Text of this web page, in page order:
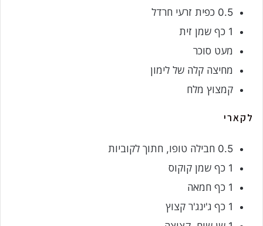
0.5 כפית זרעי חרדל
1 כף שמן זית
מעט סוכר
מחיצה קלה של לימון
קמצוץ מלח
לקארי
0.5 חבילה טופו, חתוך לקוביות
1 כף שמן קוקוס
1 כף חמאה
1 כף ג'ינג'ר קצוץ